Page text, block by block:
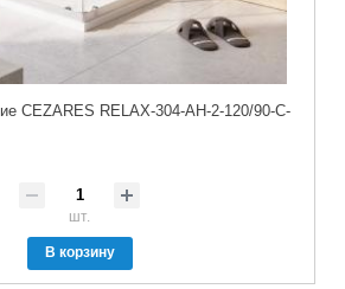
CEZARES RELAX-304-AH-2-120/90-C-
шт.
В корзину